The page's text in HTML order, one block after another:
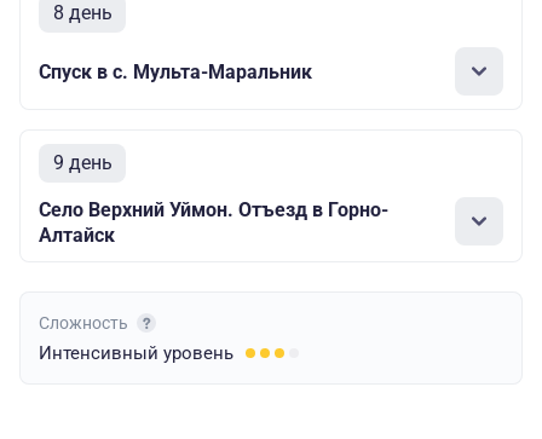
8 день
Спуск в с. Мульта-Маральник
9 день
Село Верхний Уймон. Отъезд в Горно-
Алтайск
Сложность
Интенсивный уровень